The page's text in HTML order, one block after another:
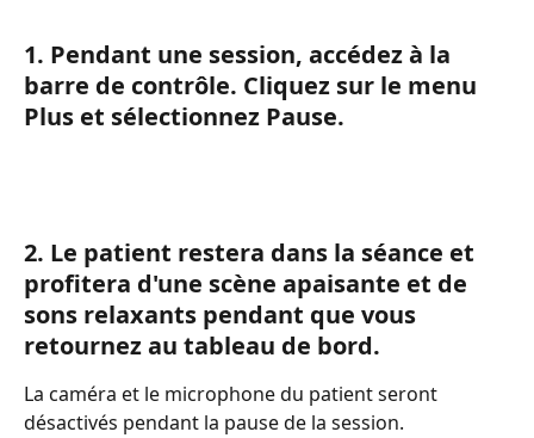
1. Pendant une session, accédez à la
barre de contrôle. Cliquez sur le menu
Plus et sélectionnez Pause.
2. Le patient restera dans la séance et
profitera d'une scène apaisante et de
sons relaxants pendant que vous
retournez au tableau de bord.
La caméra et le microphone du patient seront
désactivés pendant la pause de la session.